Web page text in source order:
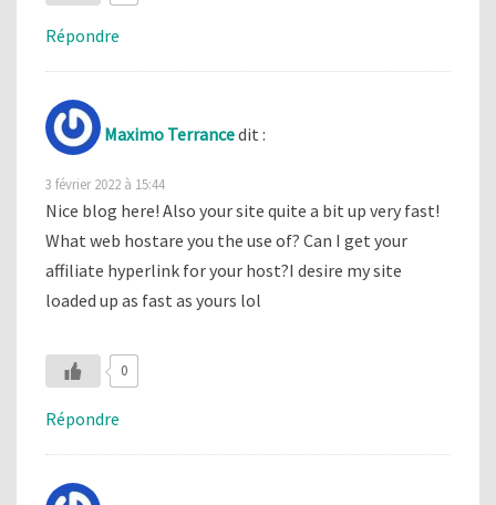
Répondre
Maximo Terrancedit :
3 février 2022 à 15:44
Nice blog here! Also your site quite a bit up very fast!
What web hostare you the use of? Can I get your
affiliate hyperlink for your host?I desire my site
loaded up as fast as yours lol
0
Répondre